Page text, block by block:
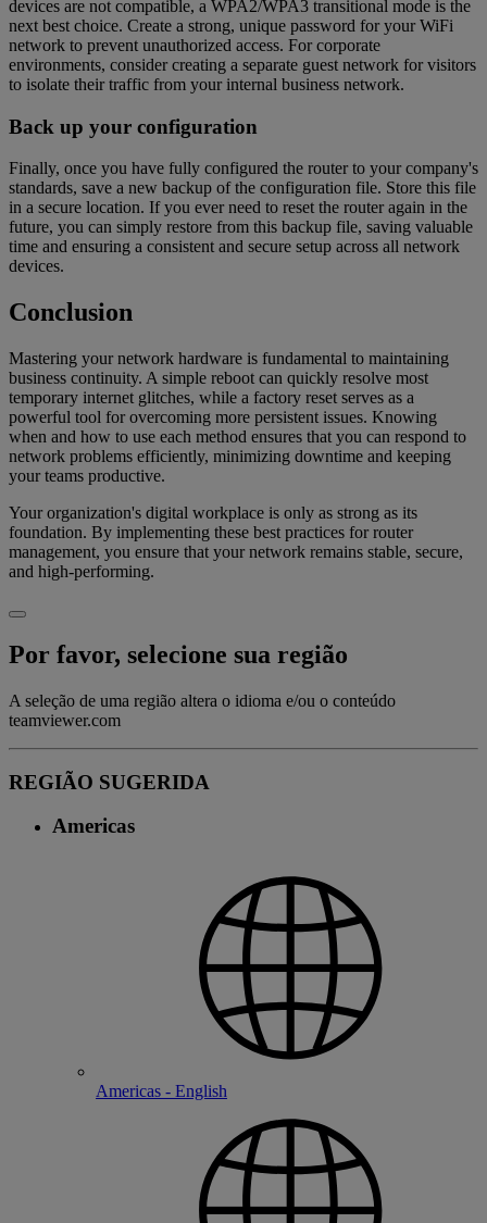
devices are not compatible, a WPA2/WPA3 transitional mode is the
next best choice. Create a strong, unique password for your WiFi
network to prevent unauthorized access. For corporate
environments, consider creating a separate guest network for visitors
to isolate their traffic from your internal business network.
Back up your configuration
Finally, once you have fully configured the router to your company's
standards, save a new backup of the configuration file. Store this file
in a secure location. If you ever need to reset the router again in the
future, you can simply restore from this backup file, saving valuable
time and ensuring a consistent and secure setup across all network
devices.
Conclusion
Mastering your network hardware is fundamental to maintaining
business continuity. A simple reboot can quickly resolve most
temporary internet glitches, while a factory reset serves as a
powerful tool for overcoming more persistent issues. Knowing
when and how to use each method ensures that you can respond to
network problems efficiently, minimizing downtime and keeping
your teams productive.
Your organization's digital workplace is only as strong as its
foundation. By implementing these best practices for router
management, you ensure that your network remains stable, secure,
and high-performing.
Por favor, selecione sua região
A seleção de uma região altera o idioma e/ou o conteúdo
teamviewer.com
REGIÃO SUGERIDA
Americas
Americas - English